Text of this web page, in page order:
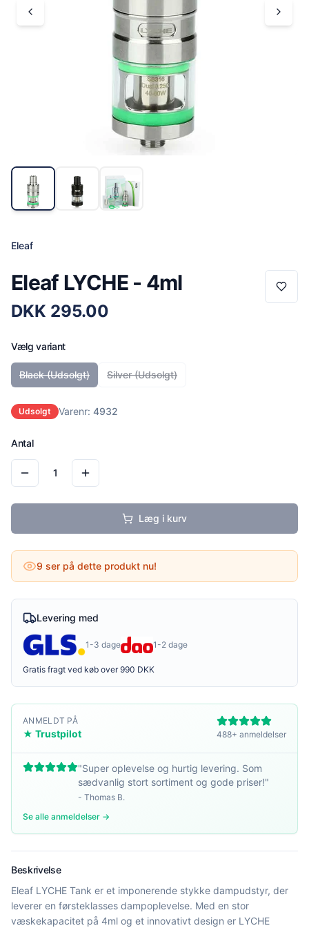
Eleaf
Eleaf LYCHE - 4ml
DKK 295.00
Vælg variant
Black(Udsolgt) Silver(Udsolgt)
Udsolgt Varenr: 4932
Antal
1
Læg i kurv
9 ser på dette produkt nu!
Levering med
1-3 dage 1-2 dage
Gratis fragt ved køb over 990 DKK
ANMELDT PÅ
★ Trustpilot 488+ anmeldelser
"Super oplevelse og hurtig levering. Som
sædvanlig stort sortiment og gode priser!"
- Thomas B.
Se alle anmeldelser →
Beskrivelse
Eleaf LYCHE Tank er et imponerende stykke dampudstyr, der
leverer en førsteklasses dampoplevelse. Med en stor
væskekapacitet på 4ml og et innovativt design er LYCHE